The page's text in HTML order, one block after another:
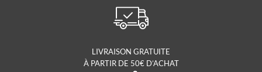
LIVRAISON GRATUITE
À PARTIR DE 50€ D’ACHAT